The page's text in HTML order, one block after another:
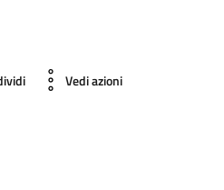
Vedi azioni